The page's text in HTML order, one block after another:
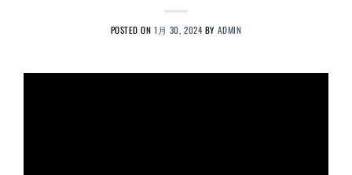
POSTED ON1月 30, 2024 BY ADMIN